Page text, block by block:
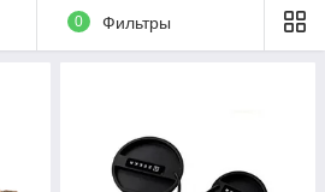
0 Фильтры